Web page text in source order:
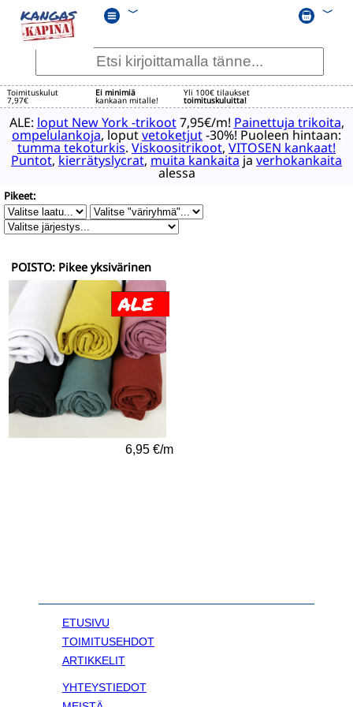
﹀ ﹀
Toimituskulut
7,97€
Ei minimiä
kankaan mitalle!
Yli 100€ tilaukset
toimituskuluitta!
ALE: loput New York -trikoot7,95€/m! Painettuja trikoita,
ompelulankoja, loputvetoketjut-30%! Puoleen hintaan:
tumma tekoturkis. Viskoositrikoot, VITOSEN kankaat!
Puntot,kierrätyslycrat,muita kankaitajaverhokankaita
alessa
Pikeet:
POISTO: Pikee yksivärinen
6,95 €/m
ETUSIVU
TOIMITUSEHDOT
ARTIKKELIT
YHTEYSTIEDOT